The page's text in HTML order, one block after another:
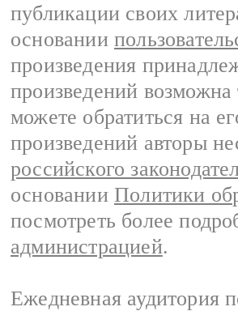
публикации своих
основании
произведения
произведений возможна
можете обратиться на
произведений авторы
российского
основании Политики
посмотреть более
администрацией.
Ежедневная аудитория